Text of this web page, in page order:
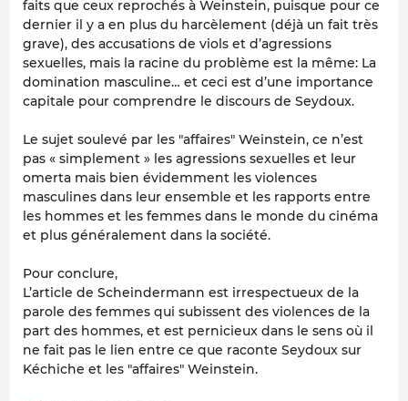
faits que ceux reprochés à Weinstein, puisque pour ce
dernier il y a en plus du harcèlement (déjà un fait très
grave), des accusations de viols et d’agressions
sexuelles, mais la racine du problème est la même: La
domination masculine… et ceci est d’une importance
capitale pour comprendre le discours de Seydoux.
Le sujet soulevé par les "affaires" Weinstein, ce n’est
pas « simplement » les agressions sexuelles et leur
omerta mais bien évidemment les violences
masculines dans leur ensemble et les rapports entre
les hommes et les femmes dans le monde du cinéma
et plus généralement dans la société.
Pour conclure,
L’article de Scheindermann est irrespectueux de la
parole des femmes qui subissent des violences de la
part des hommes, et est pernicieux dans le sens où il
ne fait pas le lien entre ce que raconte Seydoux sur
Kéchiche et les "affaires" Weinstein.